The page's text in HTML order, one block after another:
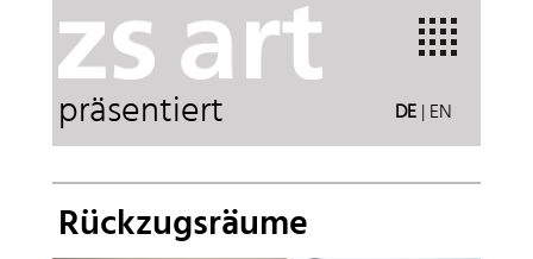
präsentiert DE|EN
Rückzugsräume